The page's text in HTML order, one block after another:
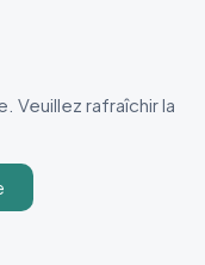
Veuillez rafraîchir la